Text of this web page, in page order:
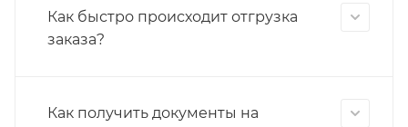
Как быстро происходит отгрузка
заказа?
Как получить документы на